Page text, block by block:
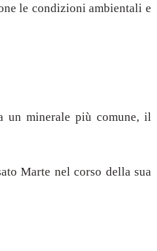
le condizioni ambientali e
un minerale più comune, il
Marte nel corso della sua